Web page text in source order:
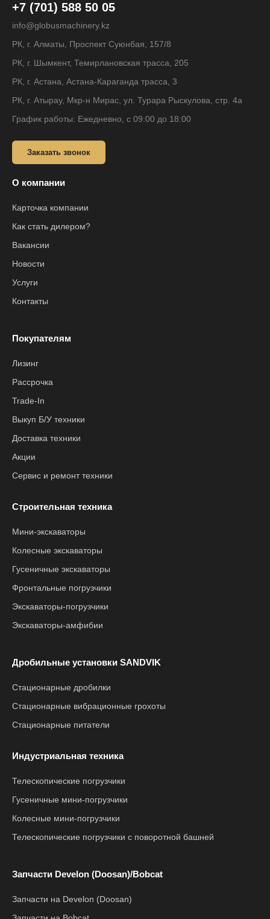
+7 (701) 588 50 05
info@globusmachinery.kz
РК, г. Алматы, Проспект Суюнбая, 157/8
РК, г. Шымкент, Темирлановская трасса, 205
РК, г. Астана, Астана-Караганда трасса, 3
РК, г. Атырау, Мкр-н Мирас, ул. Турара Рыскулова, стр. 4а
График работы: Ежедневно, с 09:00 до 18:00
Заказать звонок
О компании
Карточка компании
Как стать дилером?
Вакансии
Новости
Услуги
Контакты
Покупателям
Лизинг
Рассрочка
Trade-In
Выкуп Б/У техники
Доставка техники
Акции
Сервис и ремонт техники
Строительная техника
Мини-экскаваторы
Колесные экскаваторы
Гусеничные экскаваторы
Фронтальные погрузчики
Экскаваторы-погрузчики
Экскаваторы-амфибии
Дробильные установки SANDVIK
Стационарные дробилки
Стационарные вибрационные грохоты
Стационарные питатели
Индустриальная техника
Телескопические погрузчики
Гусеничные мини-погрузчики
Колесные мини-погрузчики
Телескопические погрузчики с поворотной башней
Запчасти Develon (Doosan)/Bobcat
Запчасти на Develon (Doosan)